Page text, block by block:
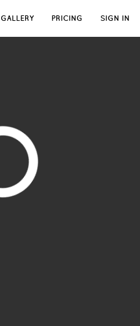
GALLERY PRICING SIGN IN